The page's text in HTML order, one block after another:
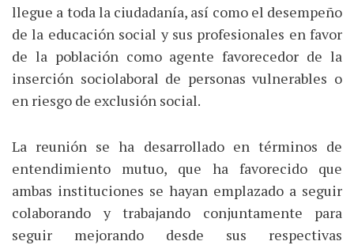
llegue a toda la ciudadanía, así como el desempeño
de la educación social y sus profesionales en favor
de la población como agente favorecedor de la
inserción sociolaboral de personas vulnerables o
en riesgo de exclusión social.
La reunión se ha desarrollado en términos de
entendimiento mutuo, que ha favorecido que
ambas instituciones se hayan emplazado a seguir
colaborando y trabajando conjuntamente para
seguir mejorando desde sus respectivas